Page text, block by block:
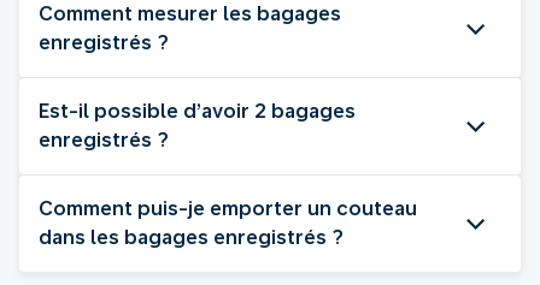
Comment mesurer les bagages
enregistrés ?
Est-il possible d’avoir 2 bagages
enregistrés ?
Comment puis-je emporter un couteau
dans les bagages enregistrés ?